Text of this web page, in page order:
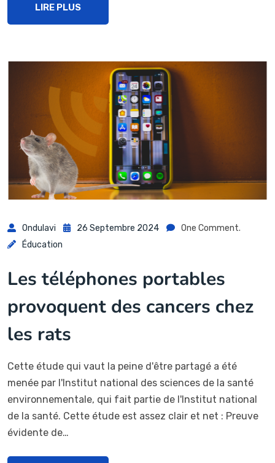
LIRE PLUS
Ondulavi 26 Septembre 2024
One Comment.
Éducation
Les téléphones portables
provoquent des cancers chez
les rats
Cette étude qui vaut la peine d'être partagé a été
menée par l'Institut national des sciences de la santé
environnementale, qui fait partie de l'Institut national
de la santé. Cette étude est assez clair et net : Preuve
évidente de…